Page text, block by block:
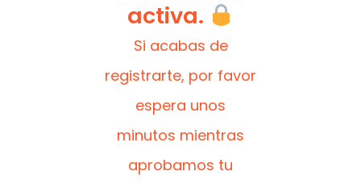
activa.
Si acabas de
registrarte, por favor
espera unos
minutos mientras
aprobamos tu